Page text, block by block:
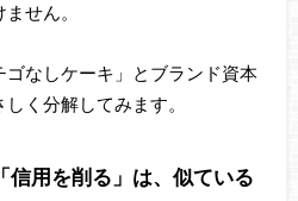
せん。
なしケーキ」とブランド資本
く分解してみます。
信用を削る」は、似ている